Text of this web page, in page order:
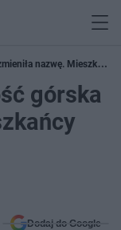
nazwę. Mieszkańcy
górska
Dodaj do Google